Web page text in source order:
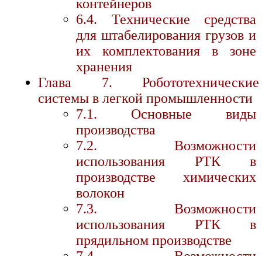
контейнеров
6.4. Технические средства
для штабелирования грузов и
их комплектования в зоне
хранения
Глава 7. Робототехнические
системы в легкой промышленности
7.1. Основные виды
производства
7.2. Возможности
использования РТК в
производстве химических
волокон
7.3. Возможности
использования РТК в
прядильном производстве